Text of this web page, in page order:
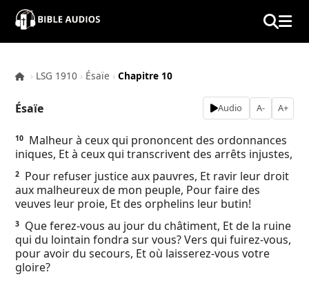
×
Contacts
About
Copyright
Download
› LSG 1910 › Ésaïe › Chapitre 10
Ésaïe Audio A- A+
10
Malheur à ceux qui prononcent des ordonnances
iniques, Et à ceux qui transcrivent des arrêts injustes,
2
Pour refuser justice aux pauvres, Et ravir leur droit
aux malheureux de mon peuple, Pour faire des
veuves leur proie, Et des orphelins leur butin!
3
Que ferez-vous au jour du châtiment, Et de la ruine
qui du lointain fondra sur vous? Vers qui fuirez-vous,
pour avoir du secours, Et où laisserez-vous votre
gloire?